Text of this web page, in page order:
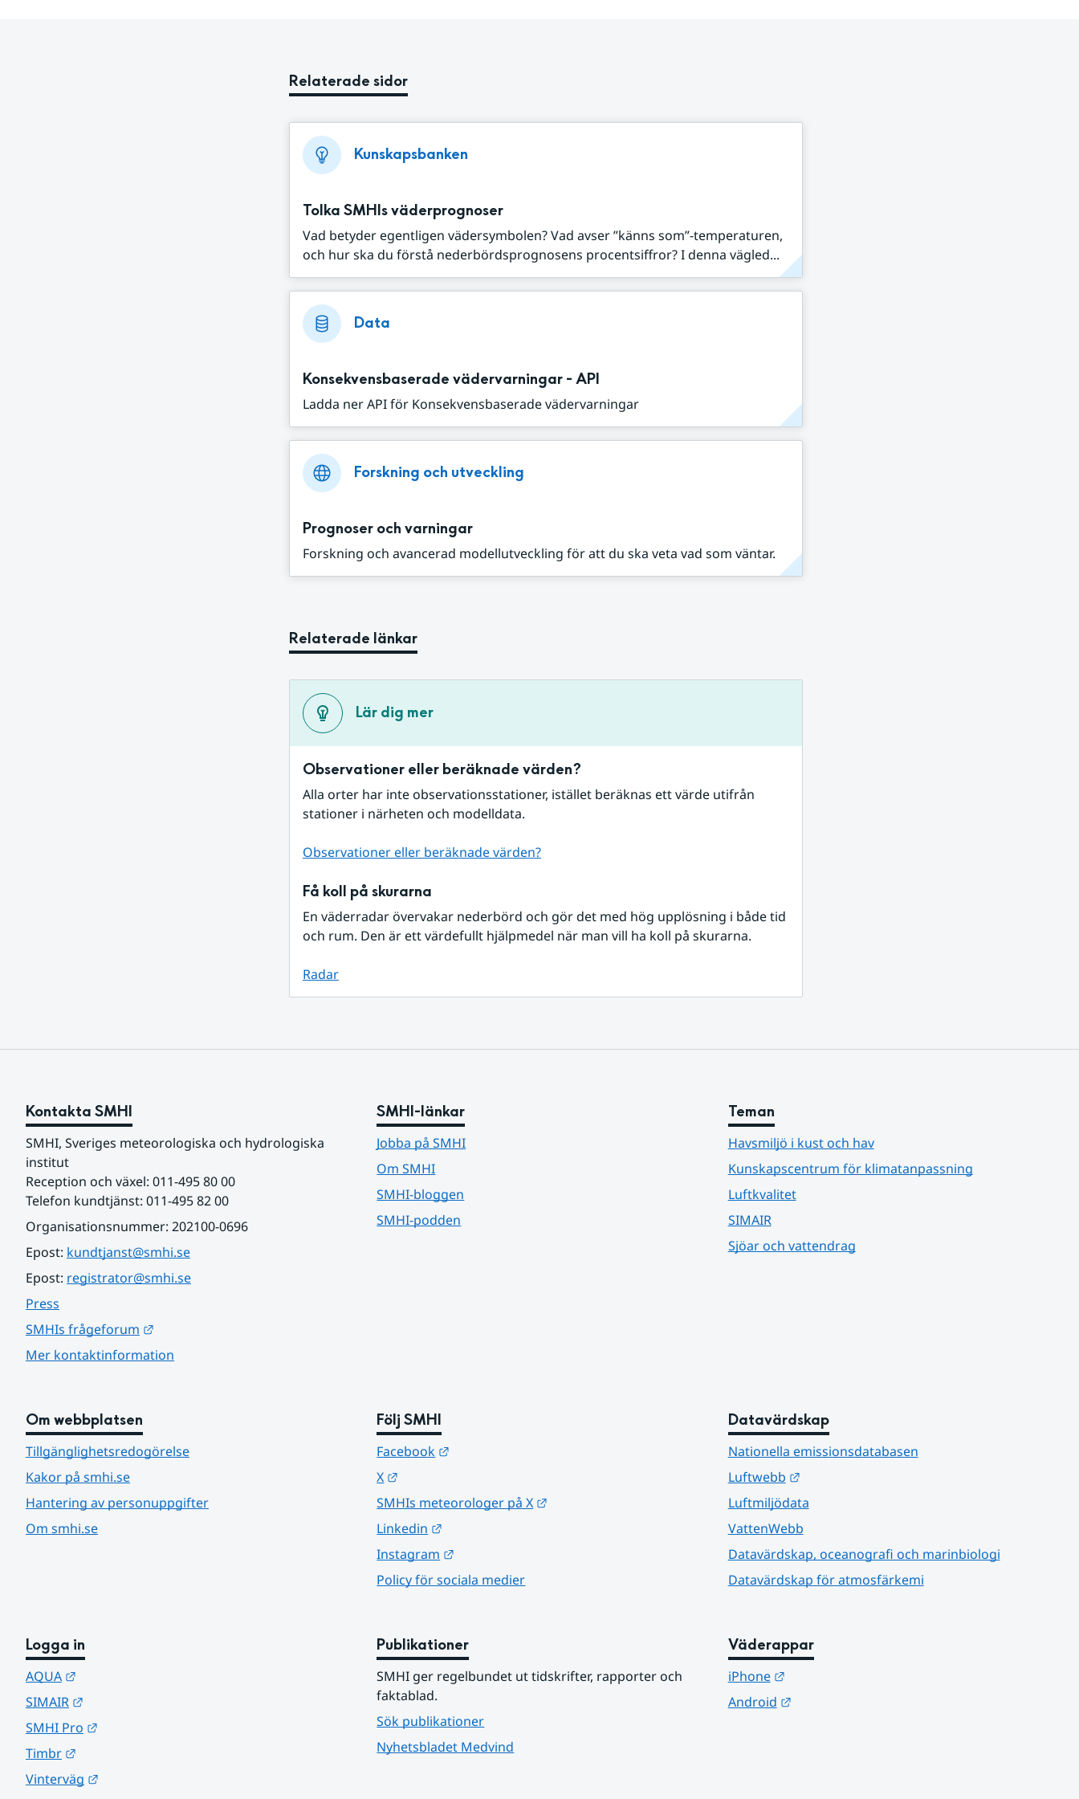
Relaterade sidor
Kunskapsbanken
Tolka SMHIs väderprognoser
Vad betyder egentligen vädersymbolen? Vad avser ”känns som”-temperaturen,
och hur ska du förstå nederbördsprognosens procentsiffror? I denna vägled...
Data
Konsekvensbaserade vädervarningar - API
Ladda ner API för Konsekvensbaserade vädervarningar
Forskning och utveckling
Prognoser och varningar
Forskning och avancerad modellutveckling för att du ska veta vad som väntar.
Relaterade länkar
Lär dig mer
Observationer eller beräknade värden?
Alla orter har inte observationsstationer, istället beräknas ett värde utifrån
stationer i närheten och modelldata.
Observationer eller beräknade värden?
Få koll på skurarna
En väderradar övervakar nederbörd och gör det med hög upplösning i både tid
och rum. Den är ett värdefullt hjälpmedel när man vill ha koll på skurarna.
Radar
Kontakta SMHI
SMHI, Sveriges meteorologiska och hydrologiska
institut
Reception och växel: 011-495 80 00
Telefon kundtjänst: 011-495 82 00
Organisationsnummer: 202100-0696
Epost: kundtjanst@smhi.se
Epost: registrator@smhi.se
Press
SMHIs frågeforum
Mer kontaktinformation
SMHI-länkar
Jobba på SMHI
Om SMHI
SMHI-bloggen
SMHI-podden
Teman
Havsmiljö i kust och hav
Kunskapscentrum för klimatanpassning
Luftkvalitet
SIMAIR
Sjöar och vattendrag
Om webbplatsen
Tillgänglighetsredogörelse
Kakor på smhi.se
Hantering av personuppgifter
Om smhi.se
Följ SMHI
Facebook
X
SMHIs meteorologer på X
Linkedin
Instagram
Policy för sociala medier
Datavärdskap
Nationella emissionsdatabasen
Luftwebb
Länk till annan webbplats.
Luftmiljödata
VattenWebb
Datavärdskap, oceanografi och marinbiologi
Datavärdskap för atmosfärkemi
Logga in
AQUA
SIMAIR
SMHI Pro
Timbr
Vinterväg
Publikationer
SMHI ger regelbundet ut tidskrifter, rapporter och
faktablad.
Sök publikationer
Nyhetsbladet Medvind
Väderappar
iPhone
Länk till annan webbplats.
Android
Länk till annan webbplats.